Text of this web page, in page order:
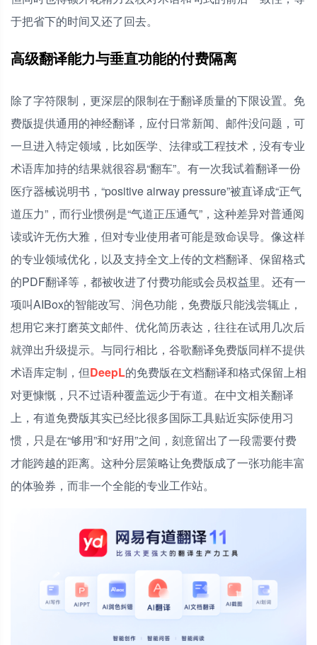
于把省下的时间又还了回去。
高级翻译能力与垂直功能的付费隔离
除了字符限制，更深层的限制在于翻译质量的下限设置。免
费版提供通用的神经翻译，应付日常新闻、邮件没问题，可
一旦进入特定领域，比如医学、法律或工程技术，没有专业
术语库加持的结果就很容易“翻车”。有一次我试着翻译一份
医疗器械说明书，“positive airway pressure”被直译成“正气
道压力”，而行业惯例是“气道正压通气”，这种差异对普通阅
读或许无伤大雅，但对专业使用者可能是致命误导。像这样
的专业领域优化，以及支持全文上传的文档翻译、保留格式
的PDF翻译等，都被收进了付费功能或会员权益里。还有一
项叫AIBox的智能改写、润色功能，免费版只能浅尝辄止，
想用它来打磨英文邮件、优化简历表达，往往在试用几次后
就弹出升级提示。与同行相比，谷歌翻译免费版同样不提供
术语库定制，但DeepL的免费版在文档翻译和格式保留上相
对更慷慨，只不过语种覆盖远少于有道。在中文相关翻译
上，有道免费版其实已经比很多国际工具贴近实际使用习
惯，只是在“够用”和“好用”之间，刻意留出了一段需要付费
才能跨越的距离。这种分层策略让免费版成了一张功能丰富
的体验券，而非一个全能的专业工作站。